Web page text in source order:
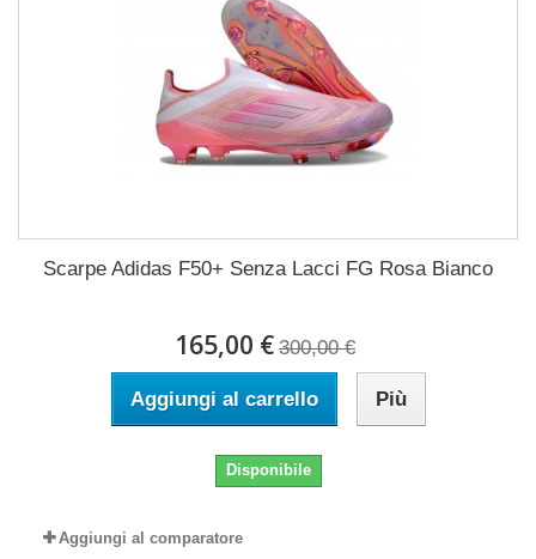
Scarpe Adidas F50+ Senza Lacci FG Rosa Bianco
165,00 € 300,00 €
Aggiungi al carrello Più
Disponibile
Aggiungi al comparatore